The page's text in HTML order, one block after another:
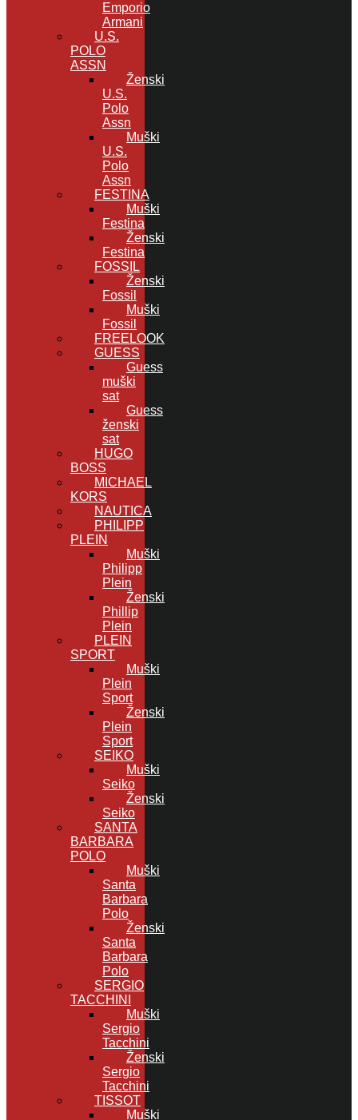
Emporio
Armani
U.S.
POLO
ASSN
Ženski
U.S.
Polo
Assn
Muški
U.S.
Polo
Assn
FESTINA
Muški
Festina
Ženski
Festina
FOSSIL
Ženski
Fossil
Muški
Fossil
FREELOOK
GUESS
Guess
muški
sat
Guess
ženski
sat
HUGO
BOSS
MICHAEL
KORS
NAUTICA
PHILIPP
PLEIN
Muški
Philipp
Plein
Ženski
Phillip
Plein
PLEIN
SPORT
Muški
Plein
Sport
Ženski
Plein
Sport
SEIKO
Muški
Seiko
Ženski
Seiko
SANTA
BARBARA
POLO
Muški
Santa
Barbara
Polo
Ženski
Santa
Barbara
Polo
SERGIO
TACCHINI
Muški
Sergio
Tacchini
Ženski
Sergio
Tacchini
TISSOT
Muški